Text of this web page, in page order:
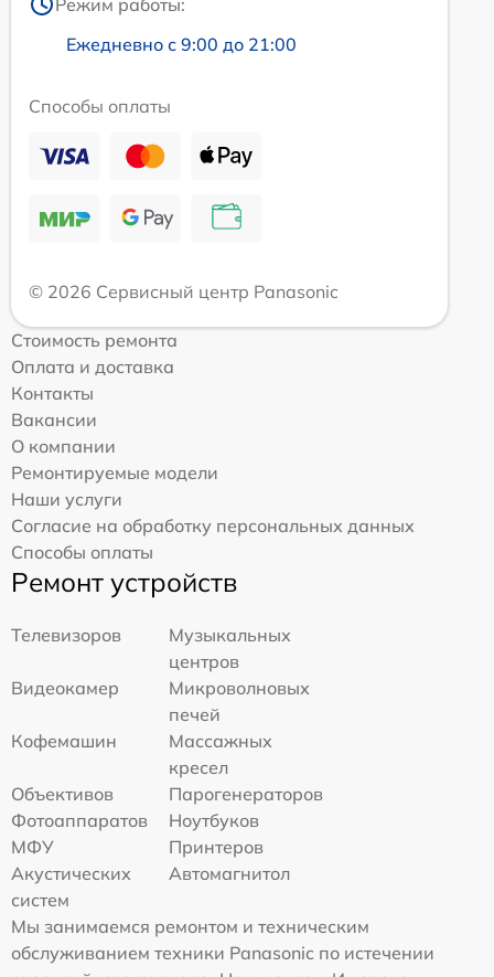
Ежедневно с 9:00 до 21:00
Способы оплаты
© 2026 Сервисный центр Panasonic
Стоимость ремонта
Оплата и доставка
Контакты
Вакансии
О компании
Ремонтируемые модели
Наши услуги
Согласие на обработку персональных данных
Способы оплаты
Ремонт устройств
Телевизоров
Музыкальных
центров
Видеокамер
Микроволновых
печей
Кофемашин
Массажных
кресел
Объективов
Парогенераторов
Фотоаппаратов
Ноутбуков
МФУ
Принтеров
Акустических
систем
Автомагнитол
Мы занимаемся ремонтом и техническим
обслуживанием техники Panasonic по истечении